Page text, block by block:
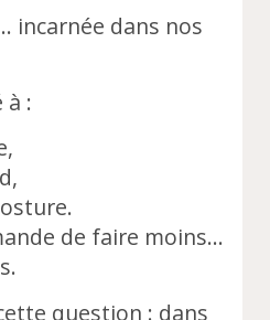
incarnée dans nos
à :
de faire moins…
question : dans